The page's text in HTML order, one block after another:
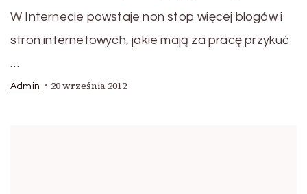
W Internecie powstaje non stop więcej blogów i
stron internetowych, jakie mają za pracę przykuć
…
Admin 20 września 2012